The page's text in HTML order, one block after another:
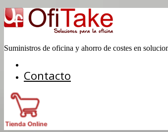
Suministros de oficina y ahorro de costes en
Contacto